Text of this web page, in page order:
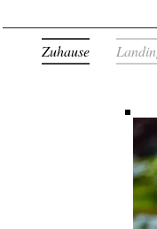
Zuhause